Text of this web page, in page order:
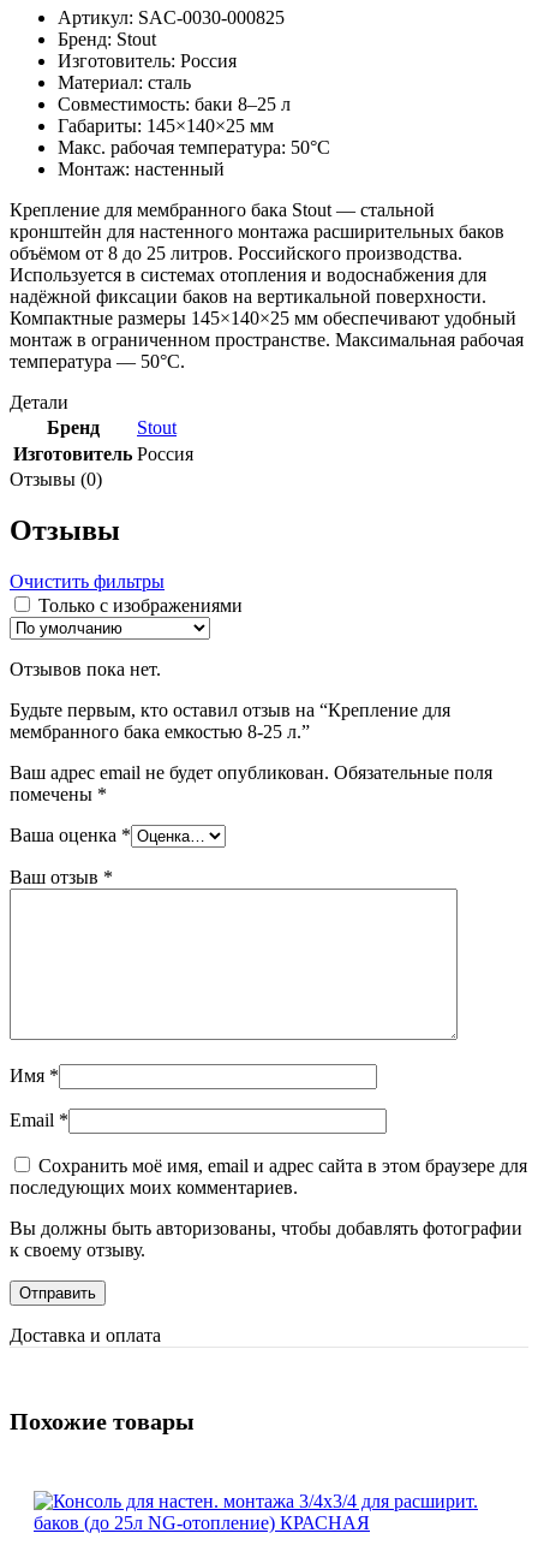
Артикул: SAC-0030-000825
Бренд: Stout
Изготовитель: Россия
Материал: сталь
Совместимость: баки 8–25 л
Габариты: 145×140×25 мм
Макс. рабочая температура: 50°C
Монтаж: настенный
Крепление для мембранного бака Stout — стальной
кронштейн для настенного монтажа расширительных баков
объёмом от 8 до 25 литров. Российского производства.
Используется в системах отопления и водоснабжения для
надёжной фиксации баков на вертикальной поверхности.
Компактные размеры 145×140×25 мм обеспечивают удобный
монтаж в ограниченном пространстве. Максимальная рабочая
температура — 50°C.
Детали
Бренд
Stout
Изготовитель Россия
Отзывы (0)
Отзывы
Очистить фильтры
Только с изображениями
Отзывов пока нет.
Будьте первым, кто оставил отзыв на “Крепление для
мембранного бака емкостью 8-25 л.”
Ваш адрес email не будет опубликован. Обязательные поля
помечены *
Ваша оценка *
Ваш отзыв *
Имя *
Email *
Сохранить моё имя, email и адрес сайта в этом браузере для
последующих моих комментариев.
Вы должны быть авторизованы, чтобы добавлять фотографии
к своему отзыву.
Доставка и оплата
Похожие товары